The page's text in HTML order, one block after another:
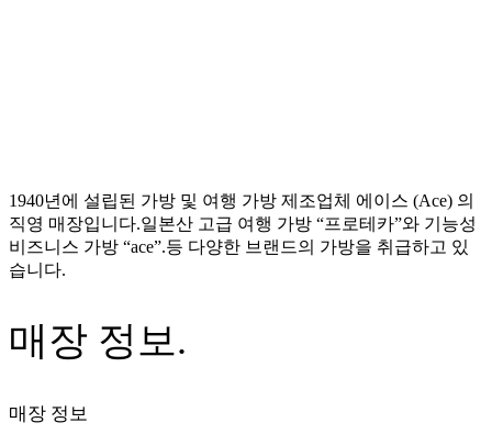
1940년에 설립된 가방 및 여행 가방 제조업체 에이스 (Ace) 의
직영 매장입니다.일본산 고급 여행 가방 “프로테카”와 기능성
비즈니스 가방 “ace”.등 다양한 브랜드의 가방을 취급하고 있
습니다.
매장 정보.
매장 정보